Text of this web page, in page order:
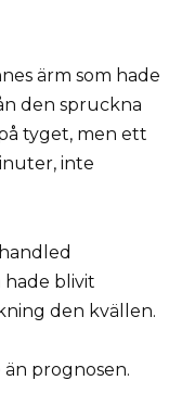
ärm som hade
den spruckna
tyget, men ett
inte
hade blivit
den kvällen.
prognosen.